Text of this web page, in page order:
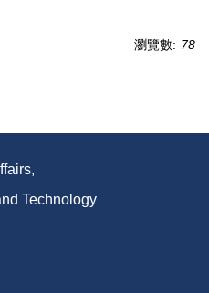
瀏覽數: 78
Technology